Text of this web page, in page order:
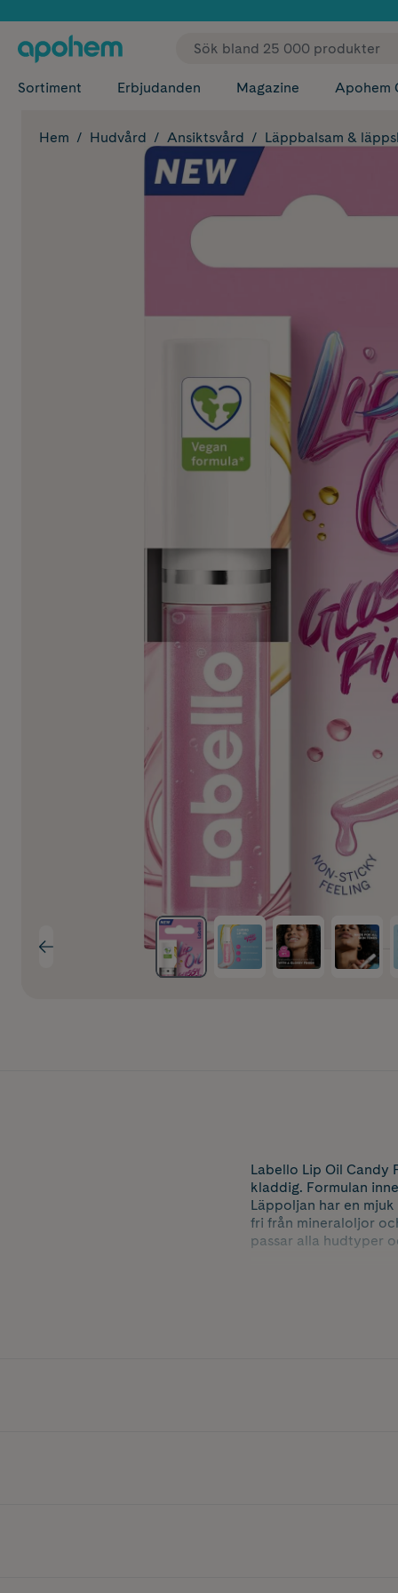
✓
Sortiment Erbjudanden Magazine Apohem
Hem Hudvård Ansiktsvård Läppbalsam &
Labello Lip Oil Candy
kladdig. Formulan
Läppoljan har en
fri från mineraloljor
passar alla hudtyper